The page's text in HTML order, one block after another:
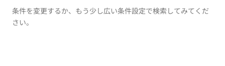
条件を変更するか、もう少し広い条件設定で検索してみてくだ
さい。